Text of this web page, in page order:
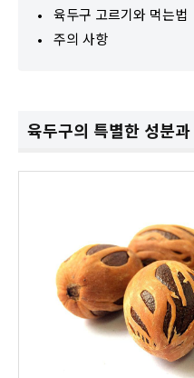
육두구 고르기와 먹는법
주의 사항
육두구의 특별한 성분